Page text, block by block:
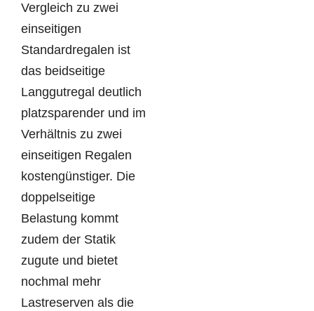
Vergleich zu zwei
einseitigen
Standardregalen ist
das beidseitige
Langgutregal deutlich
platzsparender und im
Verhältnis zu zwei
einseitigen Regalen
kostengünstiger. Die
doppelseitige
Belastung kommt
zudem der Statik
zugute und bietet
nochmal mehr
Lastreserven als die